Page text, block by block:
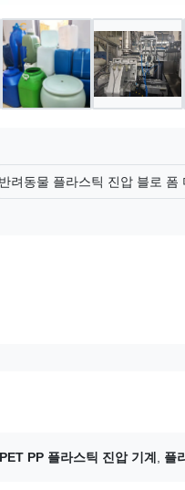
반려동물 플라스틱 진압 블로 폼
PP 플라스틱 진압 기계 플